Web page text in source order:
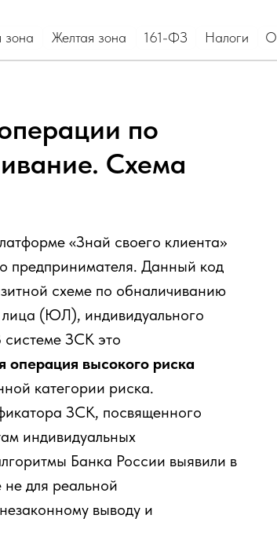
Желтая зона 161-ФЗ Отзывы и кейсы
Налоги
по
Схема
«Знай своего клиента»
предпринимателя. Данный код
схеме по обналичиванию
лица (ЮЛ), индивидуального
ЗСК это
операция высокого риска
категории риска.
ЗСК, посвященного
индивидуальных
Банка России выявили в
для реальной
выводу и